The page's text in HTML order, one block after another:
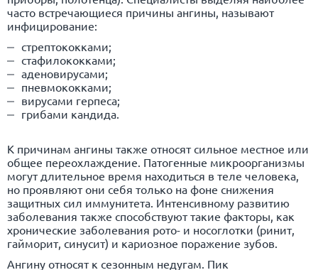
часто встречающиеся причины ангины, называют
инфицирование:
стрептококками;
стафилококками;
аденовирусами;
пневмококками;
вирусами герпеса;
грибами кандида.
К причинам ангины также относят сильное местное или
общее переохлаждение. Патогенные микроорганизмы
могут длительное время находиться в теле человека,
но проявляют они себя только на фоне снижения
защитных сил иммунитета. Интенсивному развитию
заболевания также способствуют такие факторы, как
хронические заболевания рото- и носоглотки (ринит,
гайморит, синусит) и кариозное поражение зубов.
Ангину относят к сезонным недугам. Пик